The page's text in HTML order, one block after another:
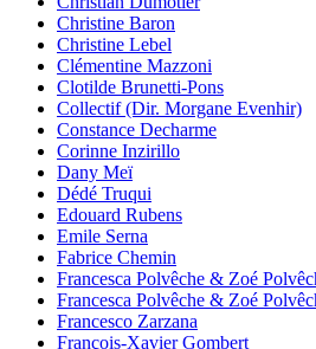
Christine Baron
Christine Lebel
Clémentine Mazzoni
Clotilde Brunetti-Pons
Collectif (Dir. Morgane Evenhir)
Constance Decharme
Corinne Inzirillo
Dany Meï
Dédé Truqui
Edouard Rubens
Emile Serna
Fabrice Chemin
Francesca Polvêche & Zoé
Francesca Polvêche & Zoé
Francesco Zarzana
François-Xavier Gombert